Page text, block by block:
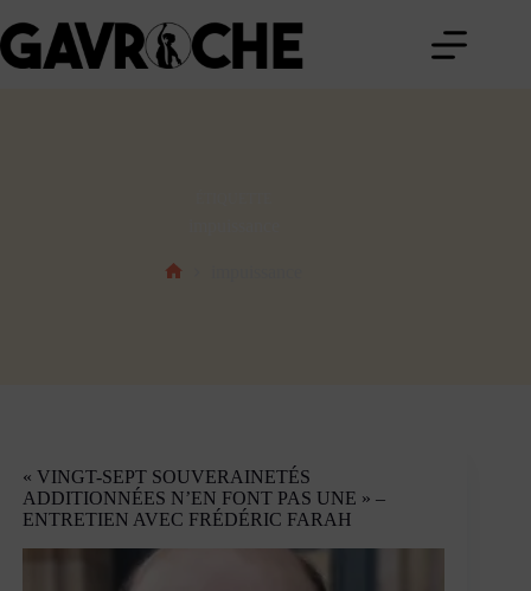
au
contenu
« VINGT-SEPT SOUVERAINETÉS
ADDITIONNÉES N’EN FONT PAS UNE » –
ENTRETIEN AVEC FRÉDÉRIC FARAH